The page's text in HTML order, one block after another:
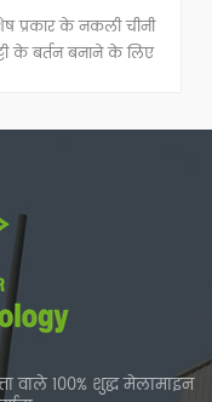
प्रकार के नकली चीनी
के बर्तन बनाने के लिए
किया जाता है।
वाले 100% शुद्ध मेलामाइन